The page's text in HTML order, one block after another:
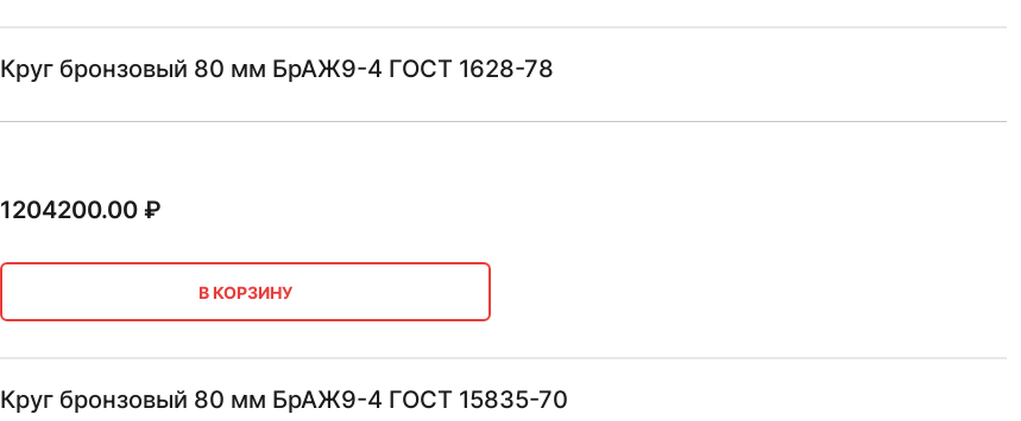
Круг бронзовый 80 мм БрАЖ9-4 ГОСТ 1628-78
1204200.00₽
В КОРЗИНУ
Круг бронзовый 80 мм БрАЖ9-4 ГОСТ 15835-70